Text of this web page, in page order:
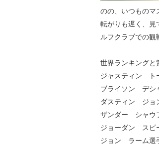
のの、いつものマ
転がりも遅く、見
ルフクラブでの観
世界ランキングと
ジャスティン ト
ブライソン デシ
ダスティン ジョ
ザンダー シャウ
ジョーダン スピ
ジョン ラーム選